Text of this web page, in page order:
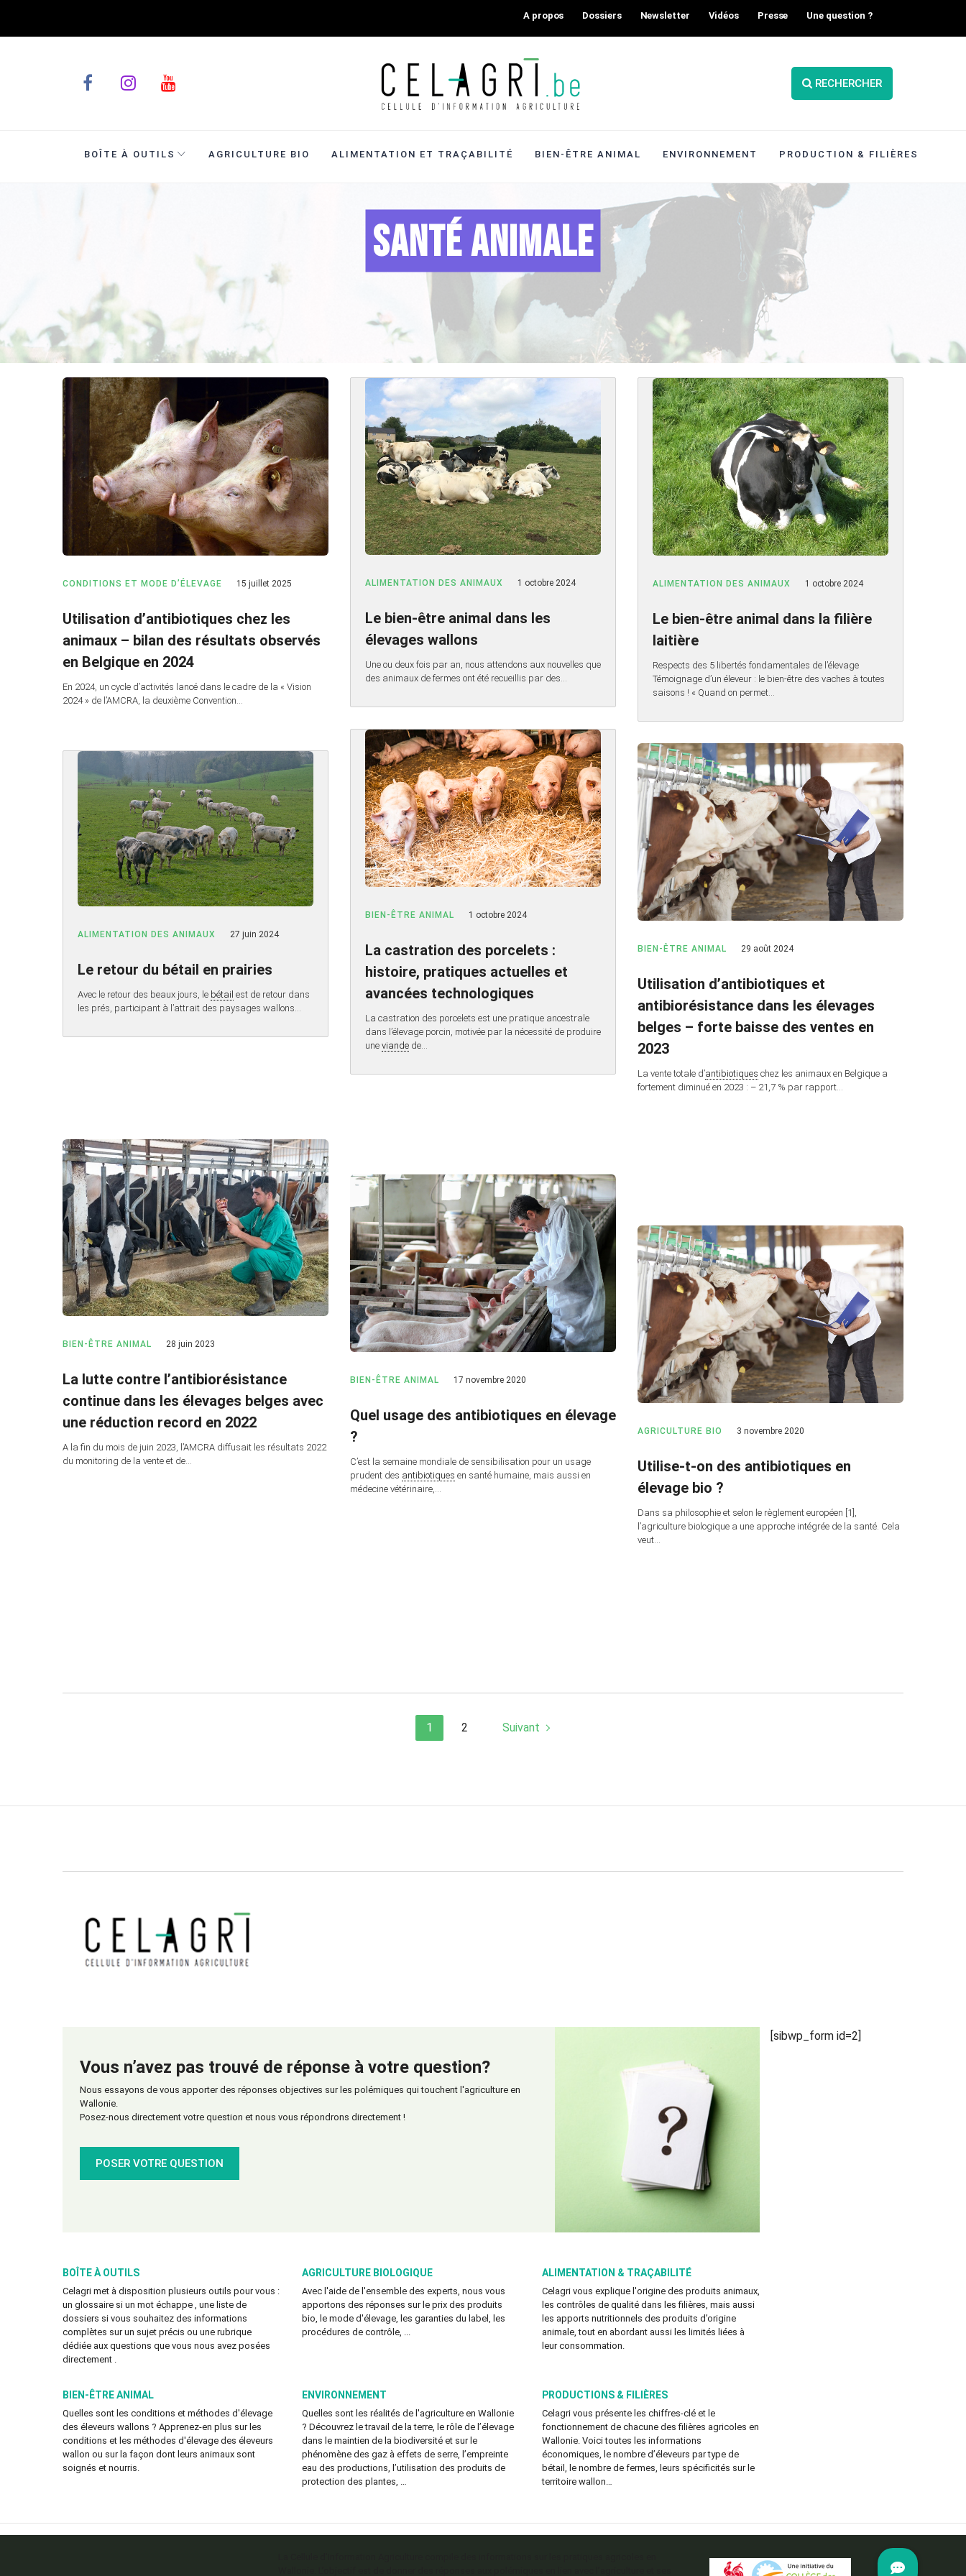
A propos Dossiers Newsletter Vidéos Presse Une question ?
RECHERCHER
BOÎTE À OUTILS AGRICULTURE BIO ALIMENTATION ET TRAÇABILITÉ BIEN-ÊTRE ANIMAL ENVIRONNEMENT PRODUCTION & FILIÈRES
Santé animale
CONDITIONS ET MODE D’ÉLEVAGE 15 juillet 2025
Utilisation d’antibiotiques chez les
animaux – bilan des résultats observés
en Belgique en 2024
En 2024, un cycle d’activités lancé dans le cadre de la « Vision
2024 » de l’AMCRA, la deuxième Convention…
ALIMENTATION DES ANIMAUX 1 octobre 2024
Le bien-être animal dans les
élevages wallons
Une ou deux fois par an, nous attendons aux nouvelles que
des animaux de fermes ont été recueillis par des…
ALIMENTATION DES ANIMAUX 1 octobre 2024
Le bien-être animal dans la filière
laitière
Respects des 5 libertés fondamentales de l’élevage
Témoignage d’un éleveur : le bien-être des vaches à toutes
saisons ! « Quand on permet…
BIEN-ÊTRE ANIMAL 1 octobre 2024
La castration des porcelets :
histoire, pratiques actuelles et
avancées technologiques
La castration des porcelets est une pratique ancestrale
dans l’élevage porcin, motivée par la nécessité de produire
une viande de…
BIEN-ÊTRE ANIMAL 29 août 2024
Utilisation d’antibiotiques et
antibiorésistance dans les élevages
belges – forte baisse des ventes en
2023
La vente totale d’antibiotiques chez les animaux en Belgique a
fortement diminué en 2023 : – 21,7 % par rapport…
ALIMENTATION DES ANIMAUX 27 juin 2024
Le retour du bétail en prairies
Avec le retour des beaux jours, le bétail est de retour dans
les prés, participant à l’attrait des paysages wallons…
BIEN-ÊTRE ANIMAL 28 juin 2023
La lutte contre l’antibiorésistance
continue dans les élevages belges avec
une réduction record en 2022
A la fin du mois de juin 2023, l’AMCRA diffusait les résultats 2022
du monitoring de la vente et de…
BIEN-ÊTRE ANIMAL 17 novembre 2020
Quel usage des antibiotiques en élevage
?
C’est la semaine mondiale de sensibilisation pour un usage
prudent des antibiotiques en santé humaine, mais aussi en
médecine vétérinaire,…
AGRICULTURE BIO 3 novembre 2020
Utilise-t-on des antibiotiques en
élevage bio ?
Dans sa philosophie et selon le règlement européen [1],
l’agriculture biologique a une approche intégrée de la santé. Cela
veut…
1 2 Suivant
Vous n’avez pas trouvé de réponse à votre question?
Nous essayons de vous apporter des réponses objectives sur les polémiques qui touchent l'agriculture en
Wallonie.
Posez-nous directement votre question et nous vous répondrons directement !
POSER VOTRE QUESTION
BOÎTE À OUTILS
Celagri met à disposition plusieurs outils pour vous :
un glossaire si un mot échappe , une liste de
dossiers si vous souhaitez des informations
complètes sur un sujet précis ou une rubrique
dédiée aux questions que vous nous avez posées
directement .
AGRICULTURE BIOLOGIQUE
Avec l'aide de l'ensemble des experts, nous vous
apportons des réponses sur le prix des produits
bio, le mode d'élevage, les garanties du label, les
procédures de contrôle, ...
ALIMENTATION & TRAÇABILITÉ
Celagri vous explique l'origine des produits animaux,
les contrôles de qualité dans les filières, mais aussi
les apports nutritionnels des produits d’origine
animale, tout en abordant aussi les limités liées à
leur consommation.
BIEN-ÊTRE ANIMAL
Quelles sont les conditions et méthodes d'élevage
des éleveurs wallons ? Apprenez-en plus sur les
conditions et les méthodes d'élevage des éleveurs
wallon ou sur la façon dont leurs animaux sont
soignés et nourris.
ENVIRONNEMENT
Quelles sont les réalités de l'agriculture en Wallonie
? Découvrez le travail de la terre, le rôle de l’élevage
dans le maintien de la biodiversité et sur le
phénomène des gaz à effets de serre, l’empreinte
eau des productions, l’utilisation des produits de
protection des plantes, …
PRODUCTIONS & FILIÈRES
Celagri vous présente les chiffres-clé et le
fonctionnement de chacune des filières agricoles en
Wallonie. Voici toutes les informations
économiques, le nombre d’éleveurs par type de
bétail, le nombre de fermes, leurs spécificités sur le
territoire wallon…
[sibwp_form id=2]